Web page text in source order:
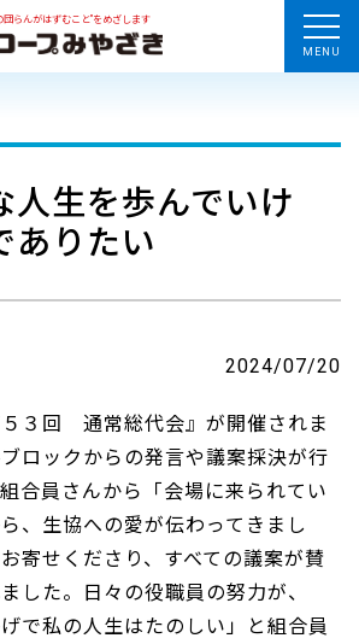
らんがはずむこと”をめざします
MENU
人生を歩んでいけ
ありたい
2024/07/20
３回 通常総代会』が開催されま
ロックからの発言や議案採決が行
合員さんから「会場に来られてい
、生協への愛が伝わってきまし
寄せくださり、すべての議案が賛
した。日々の役職員の努力が、
げで私の人生はたのしい」と組合員